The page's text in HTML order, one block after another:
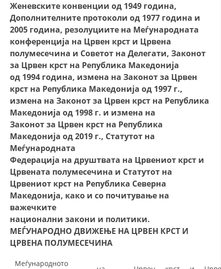
Женевските конвенции од 1949 година,
Дополнителните протоколи од 1977 година и
2005 година, резолуциите на Меѓународната
конференција на Црвен крст и Црвена
полумесечина и Советот на Делегати, Законот
за Црвен крст на Република Македонија
од 1994 година, измена на Законот за Црвен
крст на Република Македонија од 1997 г.,
измена на Законот за Црвен крст на Република
Македонија од 1998 г. и измена на
Законот за Црвен крст на Република
Македонија од 2019 г., Статутот на
Меѓународната
Федерација на друштвата на Црвениот крст и
Црвената полумесечина и Статутот на
Црвениот крст на Република Северна
Македонија, како и со почитување на
важечките
национални закони и политики.
МЕЃУНАРОДНО ДВИЖЕЊЕ НА ЦРВЕН КРСТ И
ЦРВЕНА ПОЛУМЕСЕЧИНА
Меѓународното